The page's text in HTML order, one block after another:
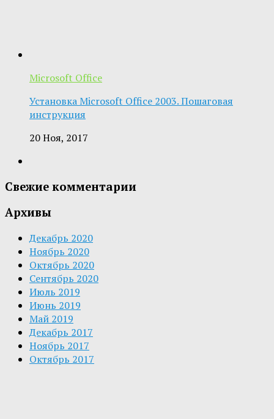
Microsoft Office
Установка Microsoft Office 2003. Пошаговая
инструкция
20 Ноя, 2017
Свежие комментарии
Архивы
Декабрь 2020
Ноябрь 2020
Октябрь 2020
Сентябрь 2020
Июль 2019
Июнь 2019
Май 2019
Декабрь 2017
Ноябрь 2017
Октябрь 2017